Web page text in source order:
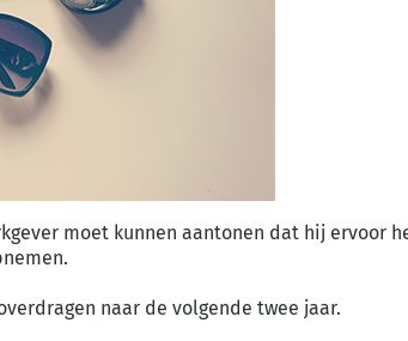
moet kunnen aantonen dat hij ervoor
naar de volgende twee jaar.